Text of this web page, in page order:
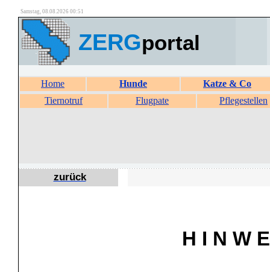
Samstag, 08.08.2026 00:51
ZERGportal
Home Hunde
Katze & Co
Tiernotruf
Flugpate Pflegestellen
zurück
H I N W